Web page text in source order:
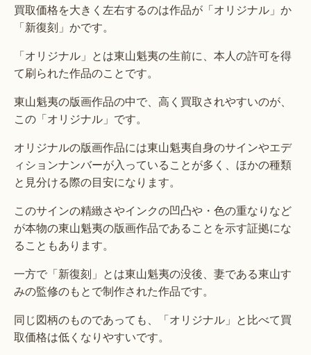
買取価格を大きく左右するのは作品が「オリジナル」か
「新復刻」かです。
「オリジナル」とは東山魁夷の生前に、本人の許可を得
て刷られた作品のことです。
東山魁夷の版画作品の中で、高く買取されやすいのが、
この「オリジナル」です。
オリジナルの版画作品には東山魁夷自身のサインやエデ
ィションナンバーが入っていることが多く、ほかの種類
と見分ける際の目安になります。
このサインの精緻さやインクの凹凸や・色の重なりなど
が本物の東山魁夷の版画作品であることを示す証拠にな
ることもあります。
一方で「新復刻」とは東山魁夷の没後、妻である東山す
みの監修のもとで制作された作品です。
同じ図柄のものであっても、「オリジナル」と比べて買
取価格は低くなりやすいです。